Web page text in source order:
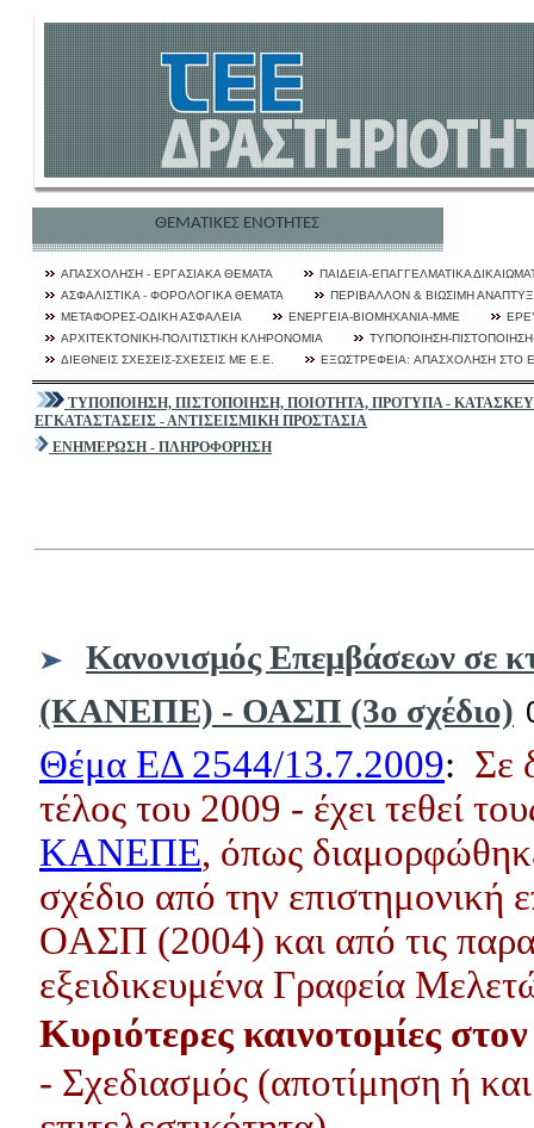
ΘΕΜΑΤΙΚΕΣ ΕΝΟΤΗΤΕΣ
ΑΠΑΣΧΟΛΗΣΗ - ΕΡΓAΣΙΑΚΑ ΘΕΜΑΤΑ
ΠΑΙΔΕΙΑ-ΕΠΑΓΓΕΛΜΑΤΙΚΑ
ΑΣΦΑΛΙΣΤΙΚΑ - ΦΟΡΟΛΟΓΙΚΑ ΘΕΜΑΤΑ
ΠΕΡΙΒΑΛΛΟΝ & ΒΙΩΣΙΜΗ
ΜΕΤΑΦΟΡΕΣ-ΟΔΙΚΗ ΑΣΦΑΛΕΙΑ
ΕΝΕΡΓΕΙΑ-ΒΙΟΜΗΧΑΝΙΑ-ΜΜΕ
ΑΡΧΙΤΕΚΤΟΝΙΚΗ-ΠΟΛΙΤΙΣΤΙΚΗ ΚΛΗΡΟΝΟΜΙΑ
ΤΥΠΟΠΟΙΗΣΗ-
ΔΙΕΘΝΕΙΣ ΣΧΕΣΕΙΣ-ΣΧΕΣΕΙΣ ΜΕ Ε.Ε.
ΕΞΩΣΤΡΕΦΕΙA: ΑΠΑΣΧΟΛΗΣΗ ΣΤΟ
ΤΥΠΟΠΟΙΗΣΗ, ΠΙΣΤΟΠΟΙΗΣΗ, ΠΟΙΟΤΗΤΑ, ΠΡΟΤΥΠΑ -
ΕΓΚΑΤΑΣΤΑΣΕΙΣ - ΑΝΤΙΣΕΙΣΜΙΚΗ ΠΡΟΣΤΑΣΙΑ
ΕΝΗΜΕΡΩΣΗ - ΠΛΗΡΟΦΟΡΗΣΗ
Κανονισμός Επεμβάσεων σε
(ΚΑΝΕΠΕ) - ΟΑΣΠ (3ο σχέδιο)
Θέμα ΕΔ 2544/13.7.2009: Σε
τέλος του 2009 - έχει τεθεί
KANEΠE, όπως
σχέδιο από την επιστημονική
OAΣΠ (2004) και από τις
εξειδικευμένα Γραφεία
Κυριότερες καινοτομίες
- Σχεδιασμός (αποτίμηση ή